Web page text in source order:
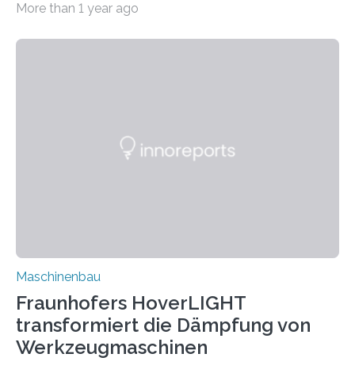
Matrixmaterials eine große Herausforderung dar.
Durch den verstärkten Einsatz von Rezyklaten
More than 1 year ago
Maschinenbau
Fraunhofers HoverLIGHT
transformiert die Dämpfung von
Werkzeugmaschinen